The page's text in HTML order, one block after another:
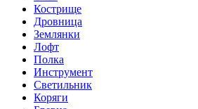
Кострище
Дровница
Землянки
Лофт
Полка
Инструмент
Светильник
Коряги